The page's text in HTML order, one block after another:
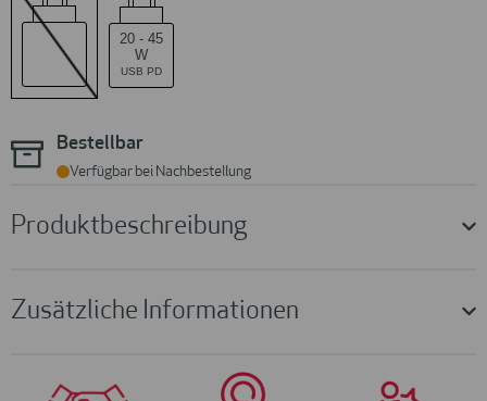
Produktbeschreibung
Zusätzliche Informationen
20 - 45
W
USB PD
Bestellbar
Verfügbar bei Nachbestellung